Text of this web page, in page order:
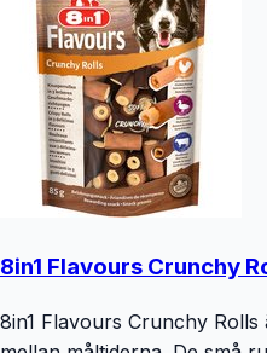
8in1 Flavours Crunchy
8in1 Flavours Crunchy Rolls